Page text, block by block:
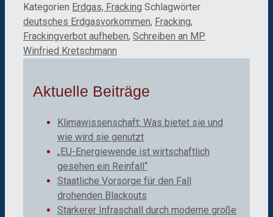
Kategorien Erdgas, Fracking Schlagwörter
deutsches Erdgasvorkommen, Fracking,
Frackingverbot aufheben, Schreiben an MP
Winfried Kretschmann
Aktuelle Beiträge
Klimawissenschaft: Was bietet sie und
wie wird sie genutzt
„EU-Energiewende ist wirtschaftlich
gesehen ein Reinfall“
Staatliche Vorsorge für den Fall
drohenden Blackouts
Stärkerer Infraschall durch moderne große